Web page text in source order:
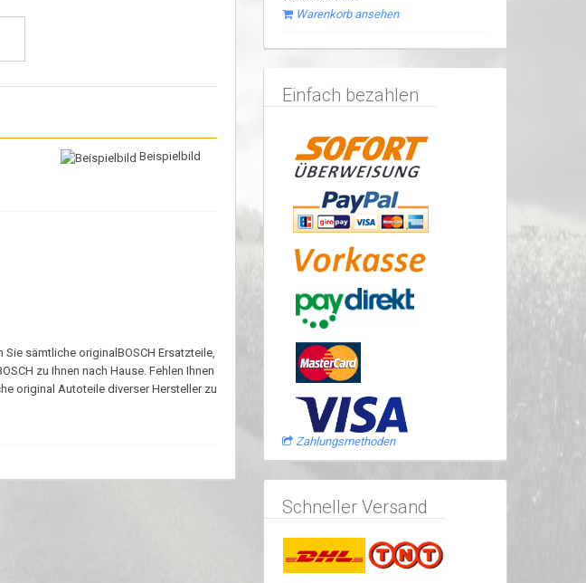
Beispielbild
sämtliche originalBOSCH Ersatzteile,
zu Ihnen nach Hause. Fehlen Ihnen
original Autoteile diverser Hersteller zu
Warenkorb ansehen
Einfach bezahlen
Zahlungsmethoden
Schneller Versand